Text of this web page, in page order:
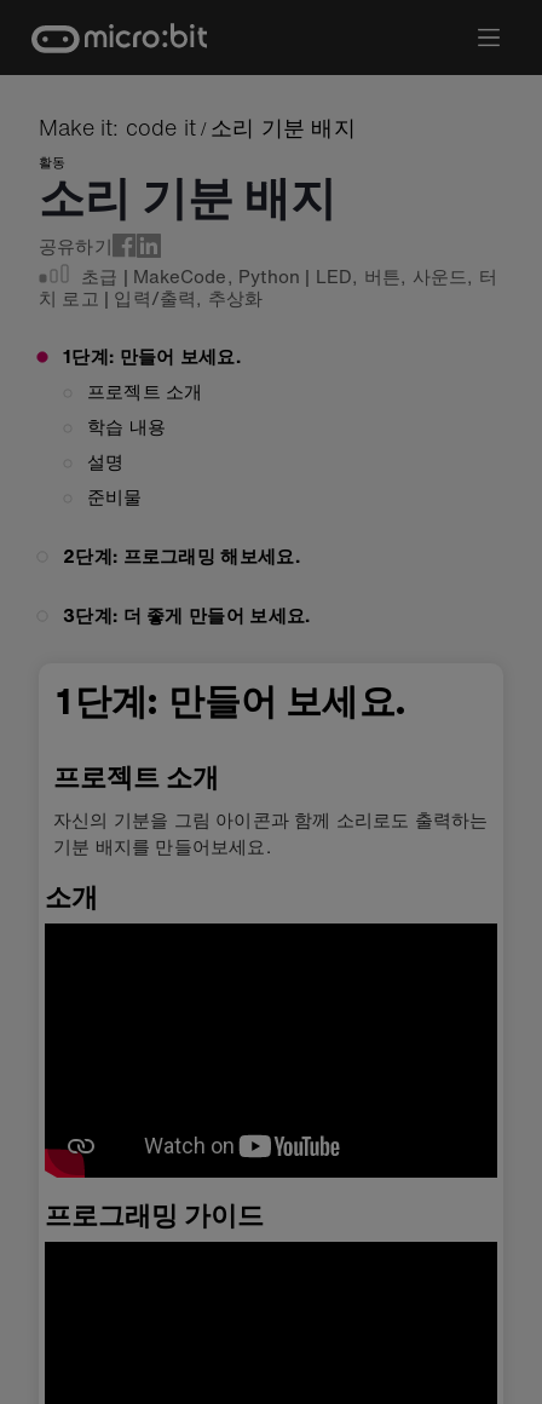
content
Make it: code it / 소리 기분 배지
활동
소리 기분 배지
공유하기
초급 | MakeCode, Python | LED, 버튼, 사운드, 터
치 로고 | 입력/출력, 추상화
1단계: 만들어 보세요.
프로젝트 소개
학습 내용
설명
준비물
2단계: 프로그래밍 해보세요.
3단계: 더 좋게 만들어 보세요.
1단계: 만들어 보세요.
프로젝트 소개
자신의 기분을 그림 아이콘과 함께 소리로도 출력하는
기분 배지를 만들어보세요.
소개
프로그래밍 가이드